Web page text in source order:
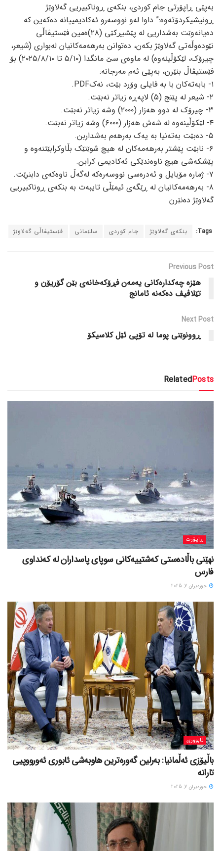
بەپێی ڕاپۆرتی جام کوردی، بنکەی ڕوناکبیریی گەلاوێژ
ڕونیشیکردۆتەوە:” داوا لەو نووسەرو ئەکادیمییانە دەکەین کە
دەیانەوێت بەشداریی لە پێشبڕکێی (٢٨)ەمین فێستیڤاڵی
نێودەوڵەتی گەلاوێژ بکەن، دەتوانن بەرهەمەکانیان لەبواری (شیعر،
چیرۆک، لێکۆڵینەوە) لە ماوەی سێ مانگدا (٥/١٠ تا ٢٠٢٥/٨/١٠) بۆ
فێستیڤاڵ بنێرن، بەپێی ئەم مەرجانە:
١- بابەتەكان با بە فایلی وۆرد بێت، نەکPDF.
٢- شیعر لە پێنج (٥) لاپەڕە زیاتر نەبێت.
٣- چیرۆك لە دوو هەزار (٢٠٠٠) وشە زیاتر نەبێت.
٤- لێكۆڵینەوە لە شەش هەزار (٦٠٠٠) وشە زیاتر نەبێت.
٥- دەبێت بەتەنیا بە یەک بەرهەم بەشداربن.
٦- نابێت پێشتر بەرهەمەکان لە هیچ شوێنێك بڵاوكرابێتنەوە و
پێشكەشی هیچ ناوەندێكی ئەكادیمی كرابن.
٧- ژمارە مۆبایل و ئەدرەسی نووسەرەكە لەگەڵ ناوەكەی دابنرێت.
٨- بەرهەمەکانیان لە ڕێگەی ئیمێڵی تایبەت بە بنکەی ڕوناکبیریی
گەلاوێژ دەنێرن
Tags: بنکەی گەلاوێژ جام کوردی سلێمانی فێستیڤاڵی گەلاوێژ
Previous Post
هێزە چەکدارەکانی یەمەن فڕۆکەخانەی بێن گۆریۆن و
تێلاڤیڤ دەکەنە ئامانج
Next Post
ڕوونوێنی پوما لە تۆپی ئێل کلاسیکۆ
RelatedPosts
ڕاپۆرت
نهێنی باڵادەستی کەشتییەکانی سوپای پاسداران لە کەنداوی
فارس
حوزه‌یران 7, 2025
ئابووری
باڵیۆزی ئەڵمانیا: بەرلین گەورەترین هاوبەشی ئابوری ئەورووپیی
تارانە
حوزه‌یران 7, 2025